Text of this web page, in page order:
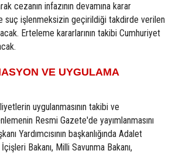
cezanın infazının devamına karar
suç işlenmeksizin geçirildiği takdirde verilen
Erteleme kararlarının takibi Cumhuriyet
VE UYGULAMA
uygulanmasının takibi ve
Resmi Gazete'de yayımlanmasını
Yardımcısının başkanlığında Adalet
İçişleri Bakanı, Milli Savunma Bakanı,